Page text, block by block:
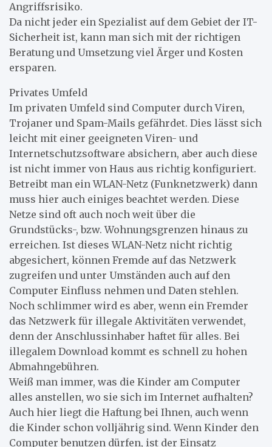
Angriffsrisiko.
Da nicht jeder ein Spezialist auf dem Gebiet der IT-
Sicherheit ist, kann man sich mit der richtigen
Beratung und Umsetzung viel Ärger und Kosten
ersparen.
Privates Umfeld
Im privaten Umfeld sind Computer durch Viren,
Trojaner und Spam-Mails gefährdet. Dies lässt sich
leicht mit einer geeigneten Viren- und
Internetschutzsoftware absichern, aber auch diese
ist nicht immer von Haus aus richtig konfiguriert.
Betreibt man ein WLAN-Netz (Funknetzwerk) dann
muss hier auch einiges beachtet werden. Diese
Netze sind oft auch noch weit über die
Grundstücks-, bzw. Wohnungsgrenzen hinaus zu
erreichen. Ist dieses WLAN-Netz nicht richtig
abgesichert, können Fremde auf das Netzwerk
zugreifen und unter Umständen auch auf den
Computer Einfluss nehmen und Daten stehlen.
Noch schlimmer wird es aber, wenn ein Fremder
das Netzwerk für illegale Aktivitäten verwendet,
denn der Anschlussinhaber haftet für alles. Bei
illegalem Download kommt es schnell zu hohen
Abmahngebühren.
Weiß man immer, was die Kinder am Computer
alles anstellen, wo sie sich im Internet aufhalten?
Auch hier liegt die Haftung bei Ihnen, auch wenn
die Kinder schon volljährig sind. Wenn Kinder den
Computer benutzen dürfen, ist der Einsatz